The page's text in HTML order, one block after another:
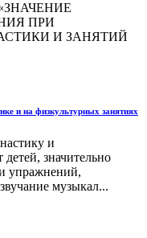
«ЗНАЧЕНИЕ
ПРИ
И ЗАНЯТИЙ
и на физкультурных занятиях
и
детей, значительно
упражнений,
музыкал...